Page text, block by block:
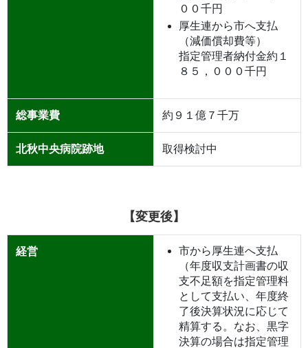
００千円
厚生連から市へ支払
（減価償却費等）
指定管理者納付金約１
８５，０００千円
総事業費 約９１億７千万
北秋中央病院跡地 取得検討中
【変更後】
経営
市から厚生連へ支払
（年度収支計画書の収
支不足額を指定管理料
として支払い、年度終
了後決算状況に応じて
精算する。なお、黒字
決算の場合は指定管理